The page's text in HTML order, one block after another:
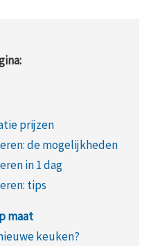
prijzen
de mogelijkheden
in 1 dag
tips
maat
keuken?